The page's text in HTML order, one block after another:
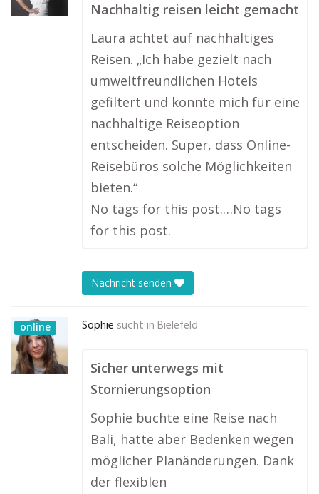
Nachhaltig reisen leicht gemacht
Laura achtet auf nachhaltiges
Reisen. „Ich habe gezielt nach
umweltfreundlichen Hotels
gefiltert und konnte mich für eine
nachhaltige Reiseoption
entscheiden. Super, dass Online-
Reisebüros solche Möglichkeiten
bieten.“
No tags for this post.…No tags
for this post.
Nachricht senden
online Sophie sucht in Bielefeld
Sicher unterwegs mit
Stornierungsoption
Sophie buchte eine Reise nach
Bali, hatte aber Bedenken wegen
möglicher Planänderungen. Dank
der flexiblen